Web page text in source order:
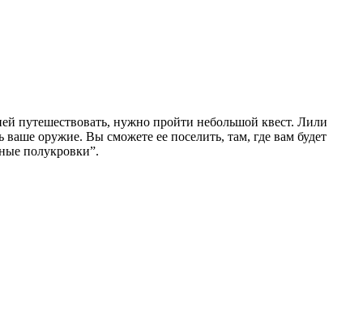
путешествовать, нужно пройти небольшой квест. Лили
оружие. Вы сможете ее поселить, там, где вам будет
полукровки”.